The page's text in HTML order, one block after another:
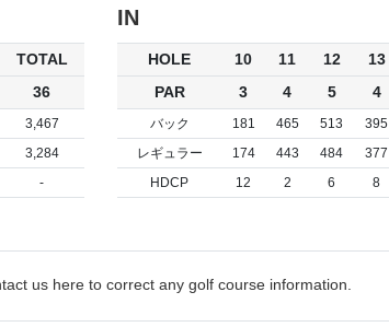
TOTAL
36
3,467
3,284
-
IN
HOLE 10 11 12 13
PAR
3 4 5 4
バック 181 465 513 395
レギュラー
174 443 484 377
HDCP
12 2 6 8
us here to correct any golf course information.